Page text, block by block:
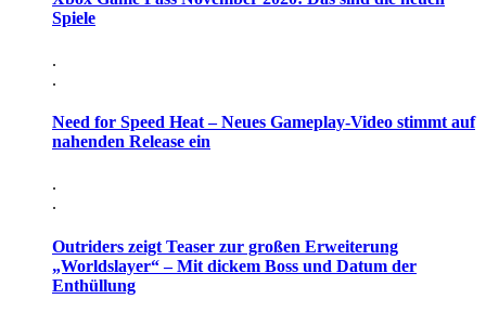
Spiele
.
.
Need for Speed Heat – Neues Gameplay-Video stimmt auf
nahenden Release ein
.
.
Outriders zeigt Teaser zur großen Erweiterung
„Worldslayer“ – Mit dickem Boss und Datum der
Enthüllung